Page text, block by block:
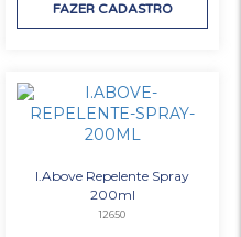
FAZER CADASTRO
I.Above Repelente Spray
200ml
12650